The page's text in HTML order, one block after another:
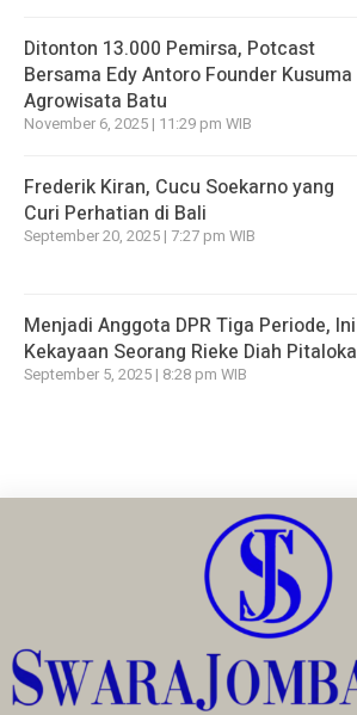
Ditonton 13.000 Pemirsa, Potcast
Bersama Edy Antoro Founder Kusuma
Agrowisata Batu
November 6, 2025 | 11:29 pm WIB
Frederik Kiran, Cucu Soekarno yang
Curi Perhatian di Bali
September 20, 2025 | 7:27 pm WIB
Menjadi Anggota DPR Tiga Periode, Ini
Kekayaan Seorang Rieke Diah Pitaloka
September 5, 2025 | 8:28 pm WIB